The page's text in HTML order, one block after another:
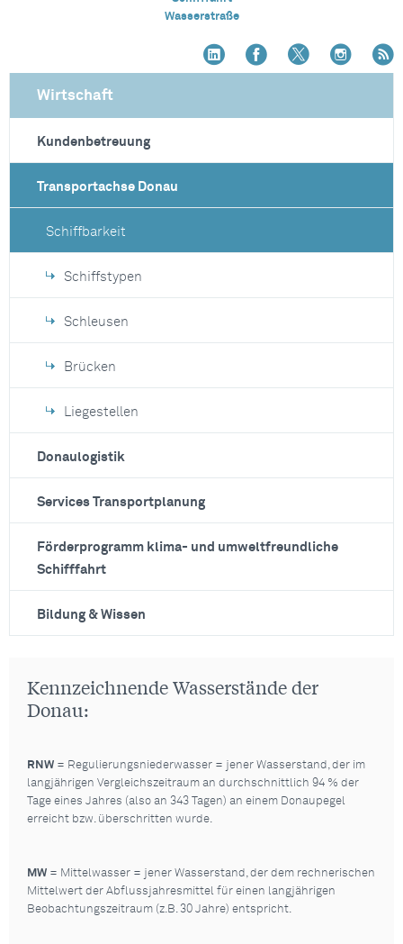
Wasserstraße
Wirtschaft
Kundenbetreuung
Transportachse Donau
Schiffbarkeit
Schiffstypen
Schleusen
Brücken
Liegestellen
Donaulogistik
Services Transportplanung
Förderprogramm klima- und umweltfreundliche
Schifffahrt
Bildung & Wissen
Kennzeichnende Wasserstände der
Donau:
RNW = Regulierungsniederwasser = jener Wasserstand, der im
langjährigen Vergleichszeitraum an durchschnittlich 94 % der
Tage eines Jahres (also an 343 Tagen) an einem Donaupegel
erreicht bzw. überschritten wurde.
MW = Mittelwasser = jener Wasserstand, der dem rechnerischen
Mittelwert der Abflussjahresmittel für einen langjährigen
Beobachtungszeitraum (z.B. 30 Jahre) entspricht.